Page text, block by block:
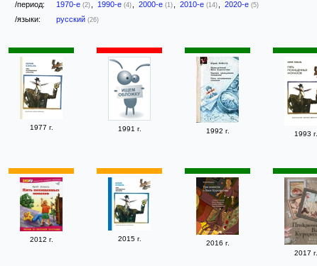
/период: 1970-е (2) 1990-е (4) 2000-е (1) 2010-е (14) 2020-е (5)
/языки: русский (26)
1977 г. 1991 г. 1992 г. 1993 г.
2012 г. 2015 г.
2016 г.
2017 г.